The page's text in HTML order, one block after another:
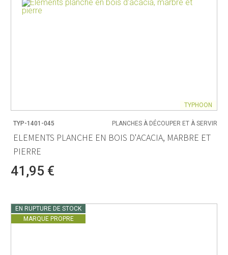
TYPHOON
TYP-1401-045 PLANCHES À DÉCOUPER ET À SERVIR
ELEMENTS PLANCHE EN BOIS D'ACACIA, MARBRE ET
PIERRE
41,95 €
EN RUPTURE DE STOCK
MARQUE PROPRE